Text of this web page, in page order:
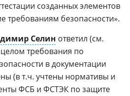
созданных элементов
требованиям безопасности».
Селин ответил (см.
требования по
в документации
(в т.ч. учтены нормативы и
ФСБ и ФСТЭК по защите